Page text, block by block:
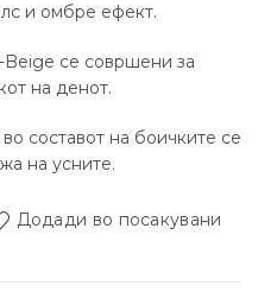
и омбре ефект.
Beige се совршени за
на денот.
составот на боичките се
на усните.
Додади во посакувани